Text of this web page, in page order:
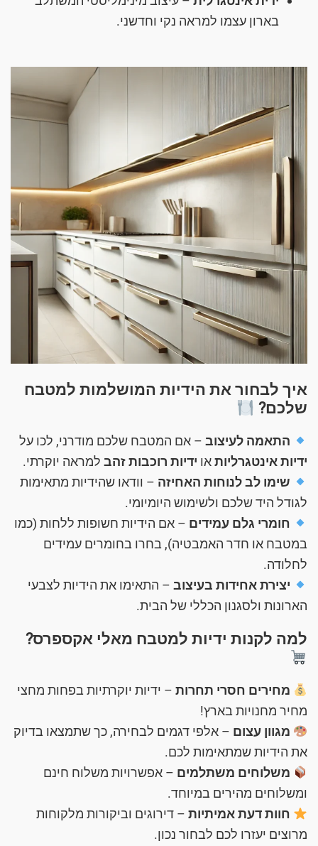
בארון עצמו למראה נקי וחדשני.
איך לבחור את הידיות המושלמות למטבח
שלכם?
התאמה לעיצוב – אם המטבח שלכם מודרני, לכו על
ידיות אינטגרליותאו ידיות רוכבות זהב למראה יוקרתי.
שימו לב לנוחות האחיזה – וודאו שהידיות מתאימות
לגודל היד שלכם ולשימוש היומיומי.
חומרי גלם עמידים – אם הידיות חשופות ללחות (כמו
במטבח או חדר האמבטיה), בחרו בחומרים עמידים
לחלודה.
יצירת אחידות בעיצוב – התאימו את הידיות לצבעי
הארונות ולסגנון הכללי של הבית.
למה לקנות ידיות למטבח מאלי אקספרס?
מחירים חסרי תחרות – ידיות יוקרתיות בפחות מחצי
מחיר מחנויות בארץ!
מגוון עצום – אלפי דגמים לבחירה, כך שתמצאו בדיוק
את הידיות שמתאימות לכם.
משלוחים משתלמים – אפשרויות משלוח חינם
ומשלוחים מהירים במיוחד.
חוות דעת אמיתיות – דירוגים וביקורות מלקוחות
מרוצים יעזרו לכם לבחור נכון.